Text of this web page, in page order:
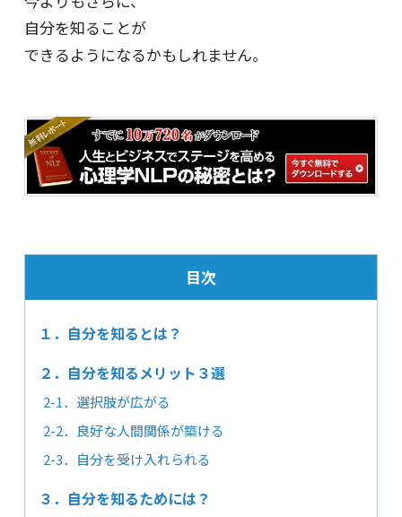
自分を知ることが
できるようになるかもしれません。
目次
１．自分を知るとは？
２．自分を知るメリット３選
2-1．選択肢が広がる
2-2．良好な人間関係が築ける
2-3．自分を受け入れられる
３．自分を知るためには？